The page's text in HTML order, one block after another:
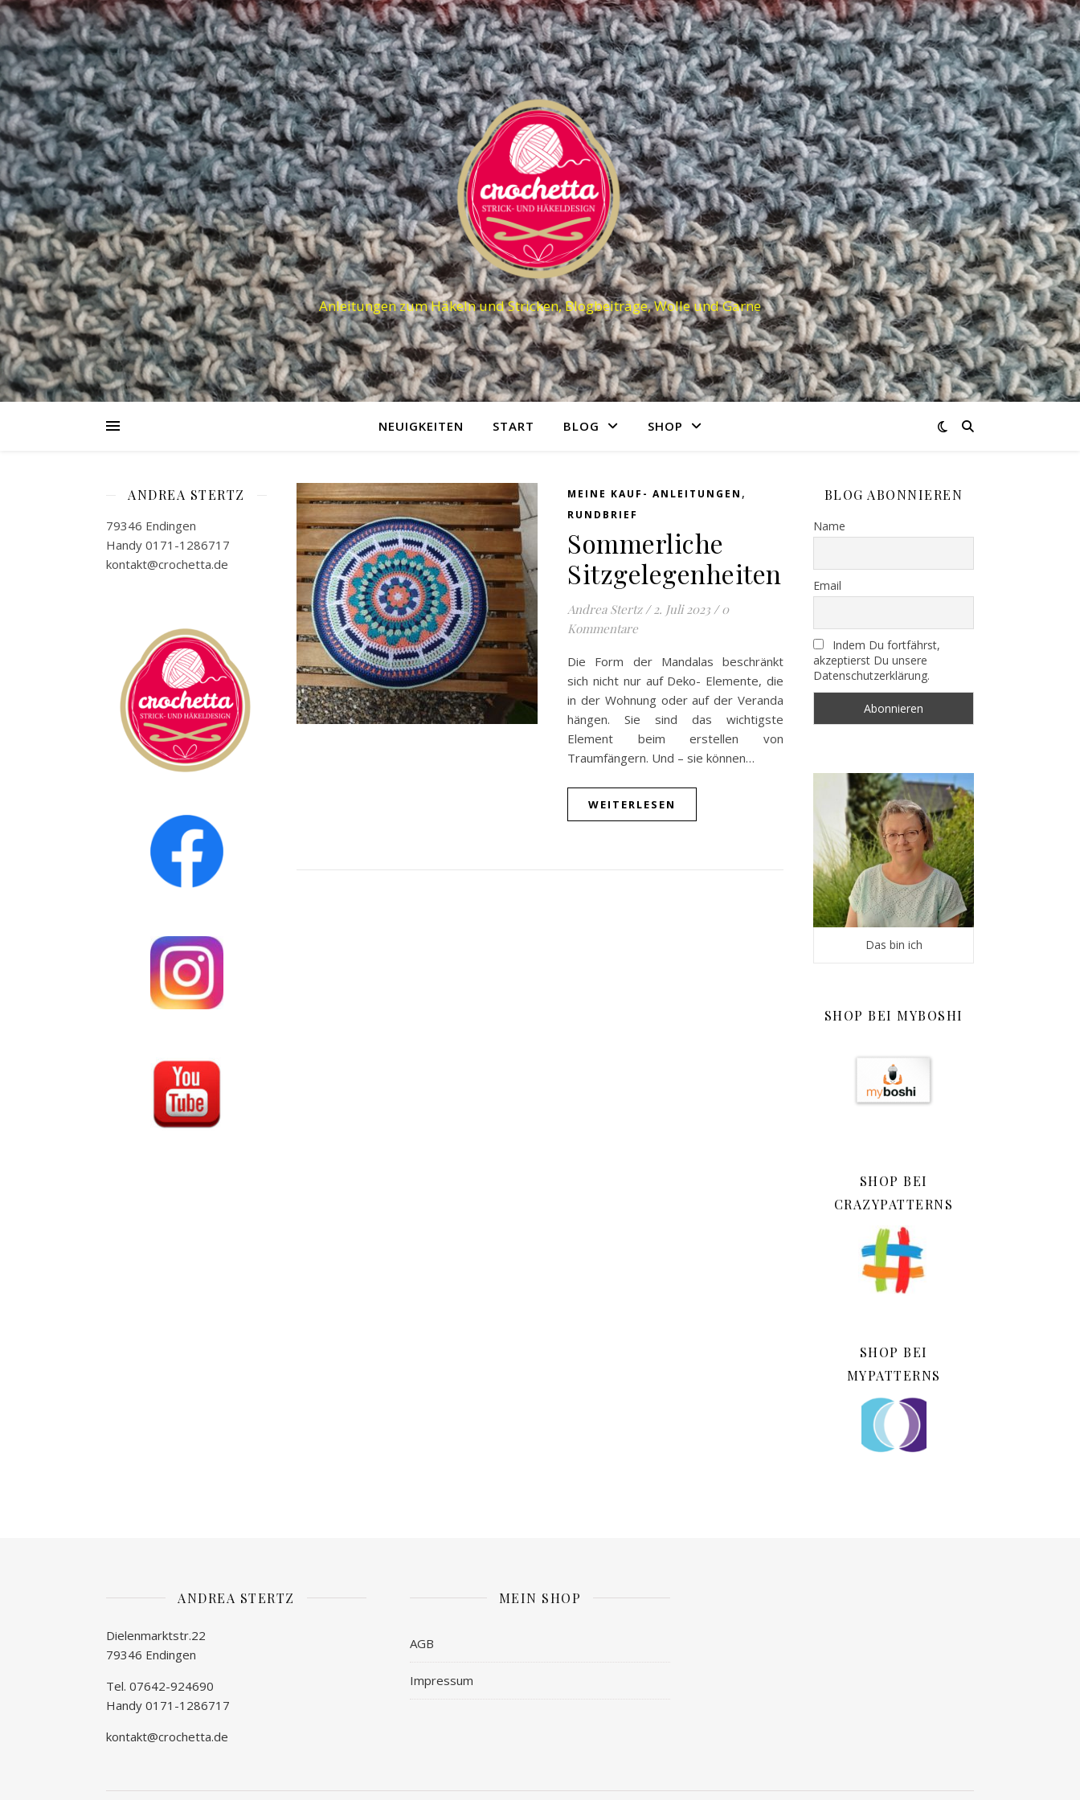
Anleitungen zum Häkeln und Stricken, Blogbeiträge, Wolle und Garne
NEUIGKEITEN START BLOG SHOP
ANDREA STERTZ
79346 Endingen
Handy 0171-1286717
kontakt@crochetta.de
MEINE KAUF- ANLEITUNGEN ,
RUNDBRIEF
Sommerliche
Sitzgelegenheiten
Andrea Stertz / 2. Juli 2023 / 0
Kommentare
Die Form der Mandalas beschränkt
sich nicht nur auf Deko- Elemente, die
in der Wohnung oder auf der Veranda
hängen. Sie sind das wichtigste
Element beim erstellen von
Traumfängern. Und – sie können…
WEITERLESEN
BLOG ABONNIEREN
Name
Email
Indem Du fortfährst,
akzeptierst Du unsere
Datenschutzerklärung.
Das bin ich
SHOP BEI MYBOSHI
SHOP BEI
CRAZYPATTERNS
SHOP BEI
MYPATTERNS
ANDREA STERTZ
Dielenmarktstr.22
79346 Endingen
Tel. 07642-924690
Handy 0171-1286717
kontakt@crochetta.de
MEIN SHOP
AGB
Impressum